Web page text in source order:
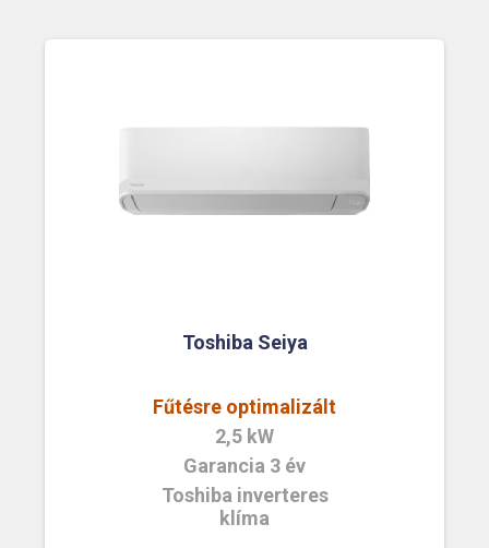
Toshiba Seiya
Fűtésre optimalizált
2,5 kW
Garancia 3 év
Toshiba inverteres
klíma